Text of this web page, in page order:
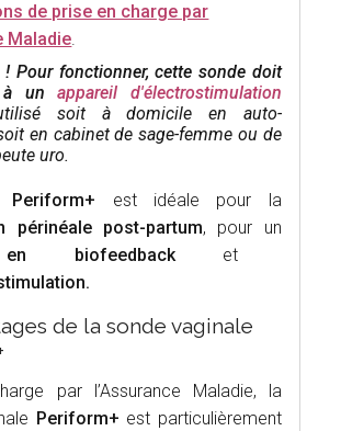
de prise en charge par
Maladie.
! Pour fonctionner, cette sonde doit
à unappareil d'électrostimulation
soit à domicile en auto-
en cabinet de sage-femme ou de
uro.
Periform+ est idéale pour la
périnéale post-partum, pour un
biofeedbacket
de la sonde vaginale
par l’Assurance Maladie, la
Periform+ est particulièrement